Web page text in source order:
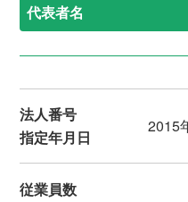
代表者名
法人番号
指定年月日
2015
従業員数